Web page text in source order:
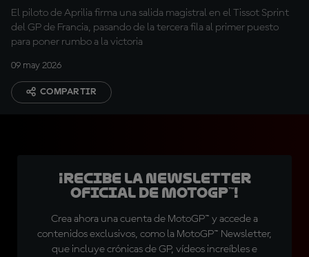
El piloto de Aprilia firma una salida magistral en el Tissot Sprint
del GP de Francia, pasando de la tercera fila al primer puesto
para poner rumbo a la victoria
09 may 2026
COMPARTIR
¡Recibe la Newsletter
oficial de MotoGP™!
Crea ahora una cuenta de MotoGP™ y accede a
contenidos exclusivos, como la MotoGP™ Newsletter,
que incluye crónicas de GP, vídeos increíbles e